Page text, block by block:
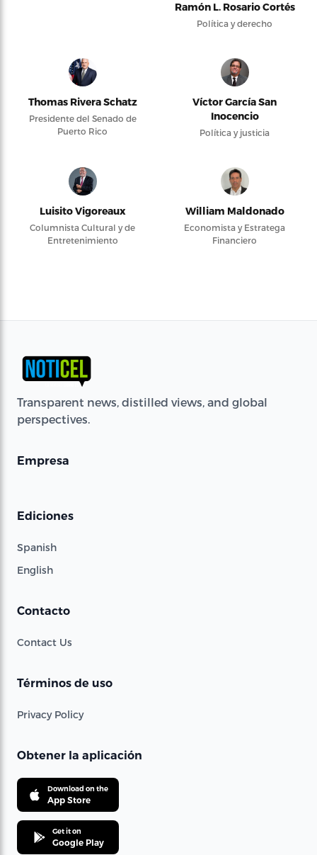
Ramón L. Rosario Cortés
Política y derecho
Thomas Rivera Schatz
Presidente del Senado de
Puerto Rico
Víctor García San
Inocencio
Política y justicia
Luisito Vigoreaux
Columnista Cultural y de
Entretenimiento
William Maldonado
Economista y Estratega
Financiero
Transparent news, distilled views, and global
perspectives.
Empresa
Ediciones
Spanish
English
Contacto
Contact Us
Términos de uso
Privacy Policy
Obtener la aplicación
Download on the
App Store
Get it on
Google Play